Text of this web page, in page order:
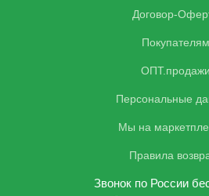
Договор-
Покупателям
ОПТ.продажи
Персональные
Мы на
Правила
Звонок по России